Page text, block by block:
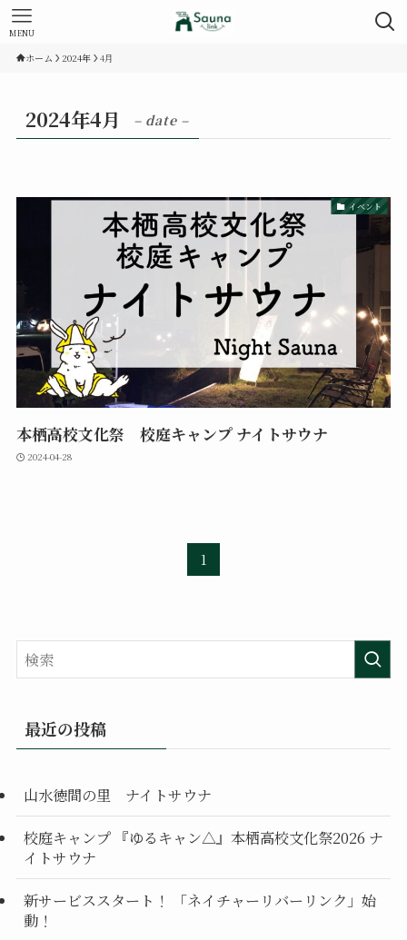
MENU
ホーム 2024年 4月
2024年4月 – date –
イベント
本栖高校文化祭 校庭キャンプ ナイトサウナ
2024-04-28
1
最近の投稿
山水徳間の里 ナイトサウナ
校庭キャンプ 『ゆるキャン△』本栖高校文化祭2026 ナ
イトサウナ
新サービススタート！ 「ネイチャーリバーリンク」始
動！